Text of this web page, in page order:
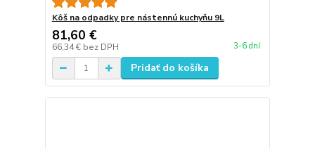
Kôš na odpadky pre nástennú kuchyňu 9L
81,60 €
66,34 € bez DPH 3-6 dní
Pridať do košíka